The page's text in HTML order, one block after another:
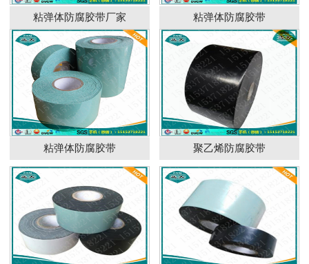
粘弹体防腐胶带厂家 粘弹体防腐胶带
粘弹体防腐胶带 聚乙烯防腐胶带